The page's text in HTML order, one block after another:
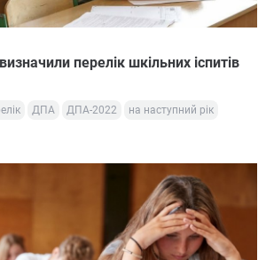
перелік шкільних іспитів
ДПА ДПА-2022
на наступний рік